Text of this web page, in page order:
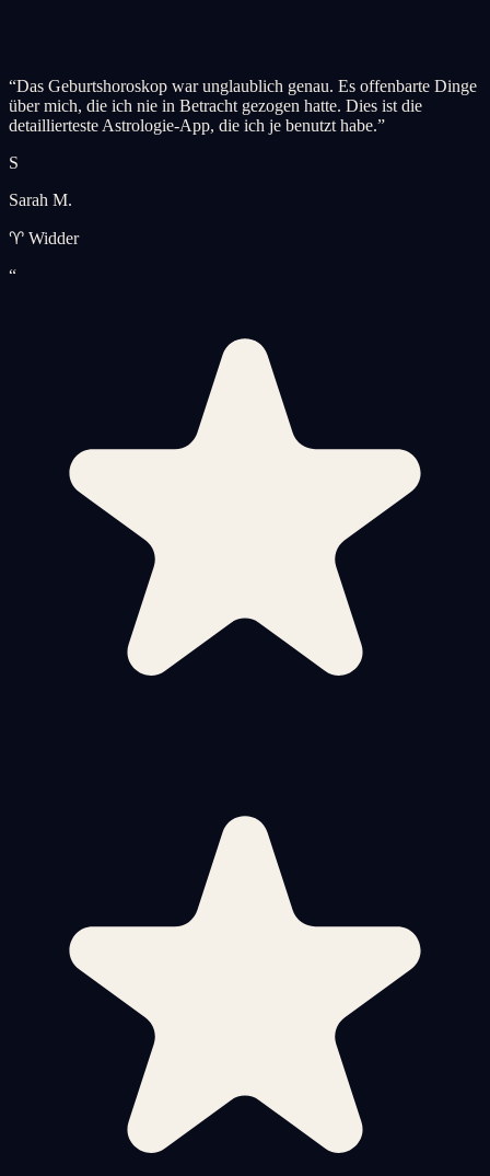
“Das Geburtshoroskop war unglaublich genau. Es offenbarte Dinge
über mich, die ich nie in Betracht gezogen hatte. Dies ist die
detaillierteste Astrologie-App, die ich je benutzt habe.”
S
Sarah M.
♈ Widder
“